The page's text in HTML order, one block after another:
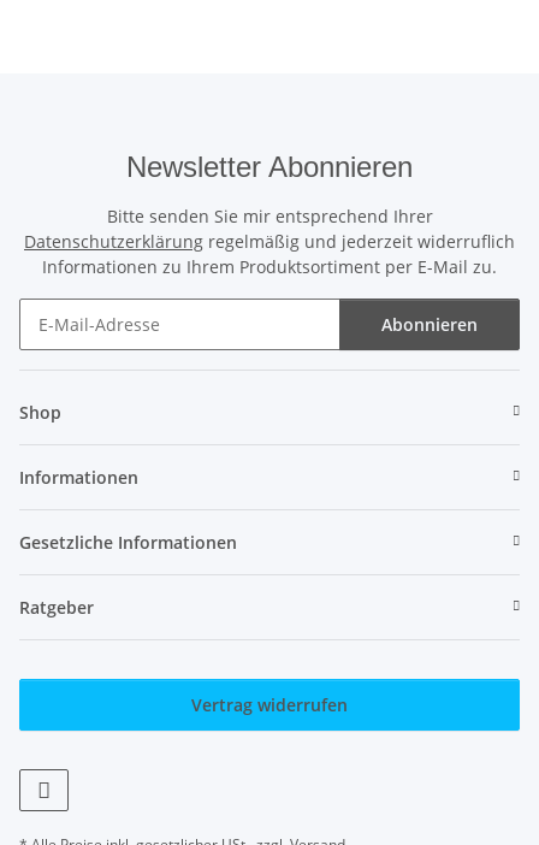
Newsletter Abonnieren
Bitte senden Sie mir entsprechend Ihrer
Datenschutzerklärung regelmäßig und jederzeit widerruflich
Informationen zu Ihrem Produktsortiment per E-Mail zu.
Abonnieren
Shop
Informationen
Gesetzliche Informationen
Ratgeber
Vertrag widerrufen